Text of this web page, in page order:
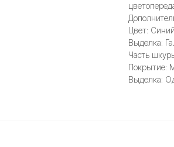
Цвет: Синий
Выделка:
Часть
Покрытие:
Выделка: